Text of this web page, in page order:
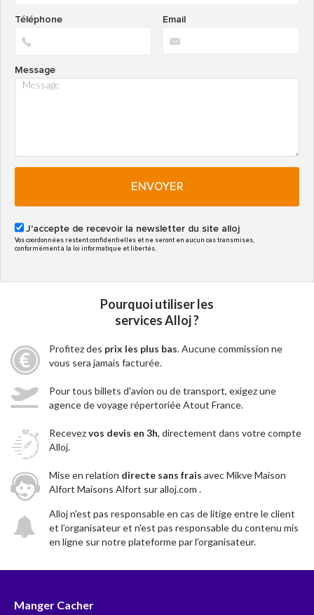
Email
Téléphone
Message
ENVOYER
J'accepte de recevoir la newsletter du site alloj
Vos coordonnées restent confidentielles et ne seront en aucun cas transmises,
conformément à la loi informatique et libertés.
Pourquoi utiliser les
services Alloj ?
Profitez des prix les plus bas. Aucune commission ne
vous sera jamais facturée.
Pour tous billets d'avion ou de transport, exigez une
agence de voyage répertoriée Atout France.
Recevezvos devis en 3h, directement dans votre compte
Alloj.
Mise en relation directe sans frais avec Mikve Maison
Alfort Maisons Alfort sur alloj.com .
Alloj n'est pas responsable en cas de litige entre le client
et l’organisateur et n'est pas responsable du contenu mis
en ligne sur notre plateforme par l'organisateur.
Manger Cacher